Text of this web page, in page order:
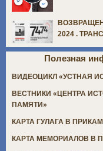
2024 .
Полезная
ВИДЕОЦИКЛ «УСТНАЯ
ВЕСТНИКИ «ЦЕНТРА
ПАМЯТИ»
КАРТА ГУЛАГА В
КАРТА МЕМОРИАЛОВ В